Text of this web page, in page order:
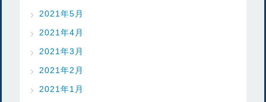
2021年5月
2021年4月
2021年3月
2021年2月
2021年1月